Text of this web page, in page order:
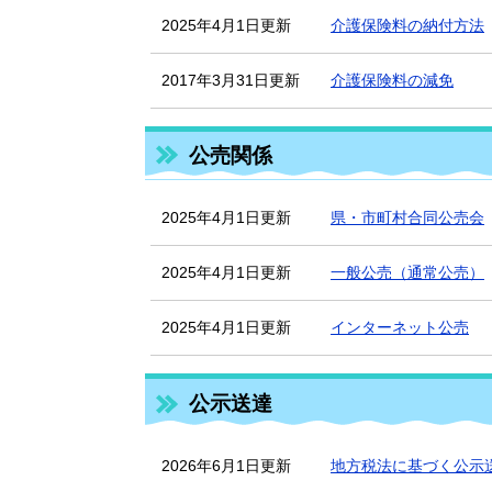
2025年4月1日更新 介護保険料の納付方法
2017年3月31日更新 介護保険料の減免
公売関係
2025年4月1日更新 県・市町村合同公売会
2025年4月1日更新 一般公売（通常公売）
2025年4月1日更新 インターネット公売
公示送達
2026年6月1日更新 地方税法に基づく公示